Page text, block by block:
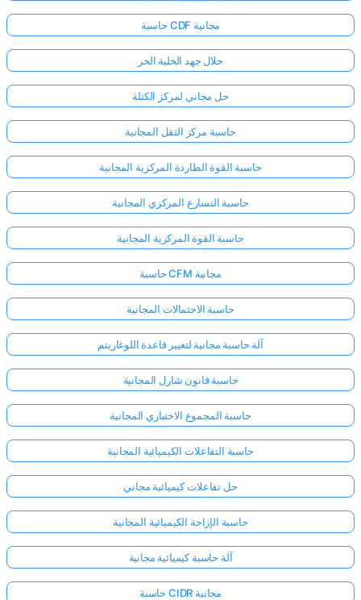
حاسبة CDF مجانية
حلال جهد الخلية الحر
حل مجاني لمركز الكتلة
حاسبة مركز الثقل المجانية
حاسبة القوة الطاردة المركزية المجانية
حاسبة التسارع المركزي المجانية
حاسبة القوة المركزية المجانية
حاسبة CFM مجانية
حاسبة الاحتمالات المجانية
آلة حاسبة مجانية لتغيير قاعدة اللوغاريتم
حاسبة قانون شارل المجانية
حاسبة المجموع الاختباري المجانية
حاسبة التفاعلات الكيميائية المجانية
حل تفاعلات كيميائية مجاني
حاسبة الإزاحة الكيميائية المجانية
آلة حاسبة كيميائية مجانية
حاسبة CIDR مجانية